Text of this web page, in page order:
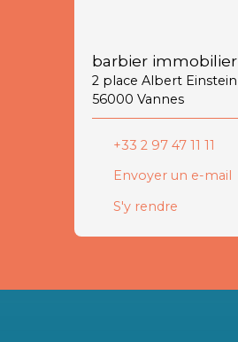
barbier immobilier
2 place Albert Einstein
56000 Vannes
+33 2 97 47 11 11
Envoyer un e-mail
S'y rendre